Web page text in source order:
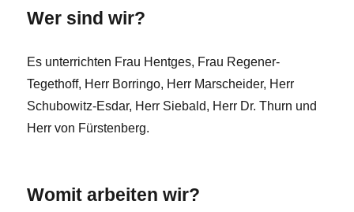
Wer sind wir?
Es unterrichten Frau Hentges, Frau Regener-
Tegethoff, Herr Borringo, Herr Marscheider, Herr
Schubowitz-Esdar, Herr Siebald, Herr Dr. Thurn und
Herr von Fürstenberg.
Womit arbeiten wir?